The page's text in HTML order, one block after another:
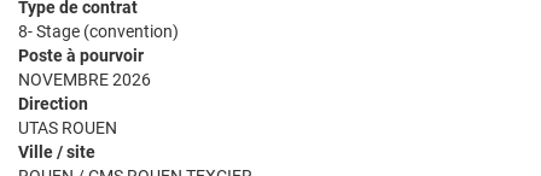
Type de contrat
8- Stage (convention)
Poste à pourvoir
NOVEMBRE 2026
Direction
UTAS ROUEN
Ville / site